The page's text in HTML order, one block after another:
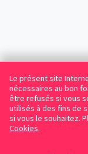
Le présent site
nécessaires au bon
être refusés si vous
utilisés à des fins de
si vous le souhaitez.
Cookies.